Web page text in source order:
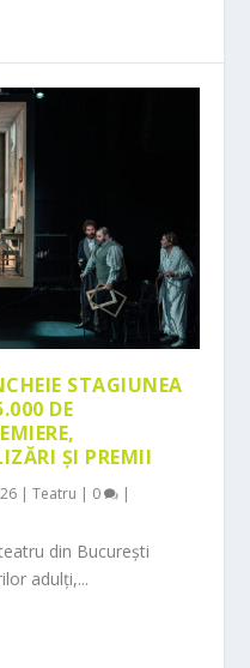
STAGIUNEA
DE
ȘI PREMII
|Teatru | 0 |
din București
adulți,...